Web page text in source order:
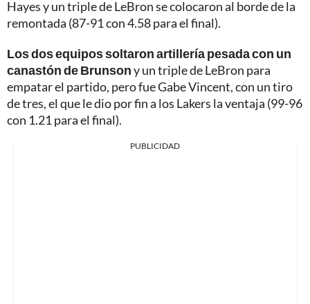
Hayes y un triple de LeBron se colocaron al borde de la
remontada (87-91 con 4.58 para el final).
Los dos equipos soltaron artillería pesada con un
canastón de Brunsony un triple de LeBron para
empatar el partido, pero fue Gabe Vincent, con un tiro
de tres, el que le dio por fin a los Lakers la ventaja (99-96
con 1.21 para el final).
PUBLICIDAD